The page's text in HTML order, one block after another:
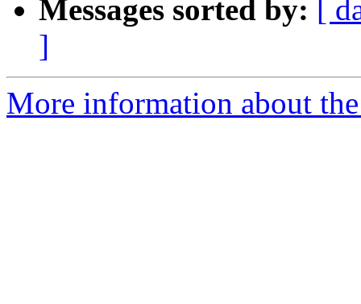
Messages sorted by:
[
]
More information about